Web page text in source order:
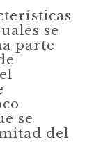
se
parte
se
del